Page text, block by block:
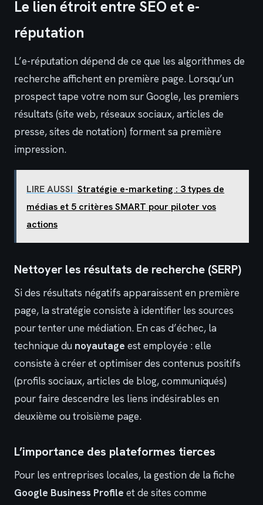
Le lien étroit entre SEO et e-
réputation
L’e-réputation dépend de ce que les algorithmes de
recherche affichent en première page. Lorsqu’un
prospect tape votre nom sur Google, les premiers
résultats (site web, réseaux sociaux, articles de
presse, sites de notation) forment sa première
impression.
LIRE AUSSI Stratégie e-marketing : 3 types de
médias et 5 critères SMART pour piloter vos
actions
Nettoyer les résultats de recherche (SERP)
Si des résultats négatifs apparaissent en première
page, la stratégie consiste à identifier les sources
pour tenter une médiation. En cas d’échec, la
technique du noyautage est employée : elle
consiste à créer et optimiser des contenus positifs
(profils sociaux, articles de blog, communiqués)
pour faire descendre les liens indésirables en
deuxième ou troisième page.
L’importance des plateformes tierces
Pour les entreprises locales, la gestion de la fiche
Google Business Profile et de sites comme